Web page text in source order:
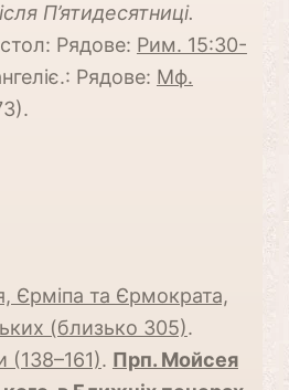
П’ятидесятниці.
Рядове: Рим. 15:30-
Рядове: Мф.
та Єрмократа,
(близько 305).
. Прп. Мойсея